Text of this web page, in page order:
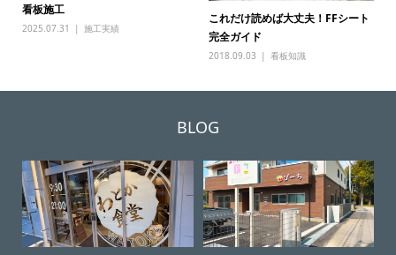
看板施工
2025.07.31 施工実績
これだけ読めば大丈夫！FFシート
完全ガイド
2018.09.03 看板知識
BLOG